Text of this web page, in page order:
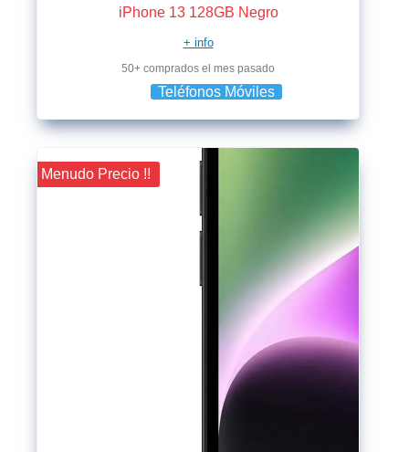
iPhone 13 128GB Negro
+ info
50+ comprados el mes pasado
Teléfonos Móviles
¡¡ Menudo Precio !!